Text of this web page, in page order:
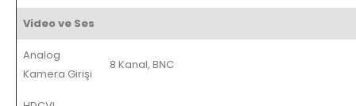
Video ve Ses
Analog
Kamera Girişi
8 Kanal, BNC